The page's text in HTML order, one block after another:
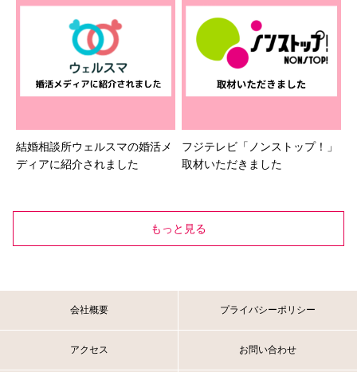
結婚相談所ウェルスマの婚活メ
ディアに紹介されました
フジテレビ「ノンストップ！」
取材いただきました
もっと見る
会社概要 プライバシーポリシー
アクセス お問い合わせ